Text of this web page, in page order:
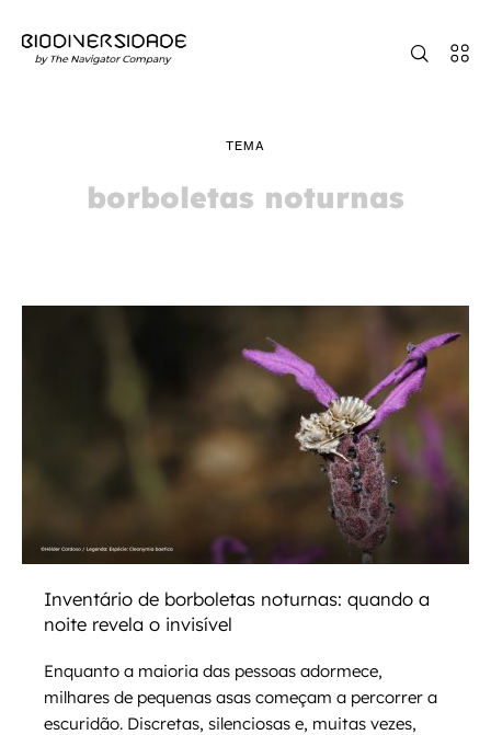
TEMA
borboletas noturnas
Inventário de borboletas noturnas: quando a
noite revela o invisível
Enquanto a maioria das pessoas adormece,
milhares de pequenas asas começam a percorrer a
escuridão. Discretas, silenciosas e, muitas vezes,